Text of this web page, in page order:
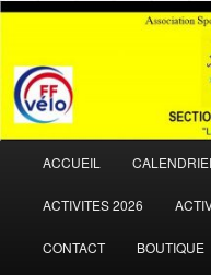
Aller
principalASSM
La santé par le vélo
principal
ACCUEIL
ACTIVITES 2026
CONTACT BOUTIQUE